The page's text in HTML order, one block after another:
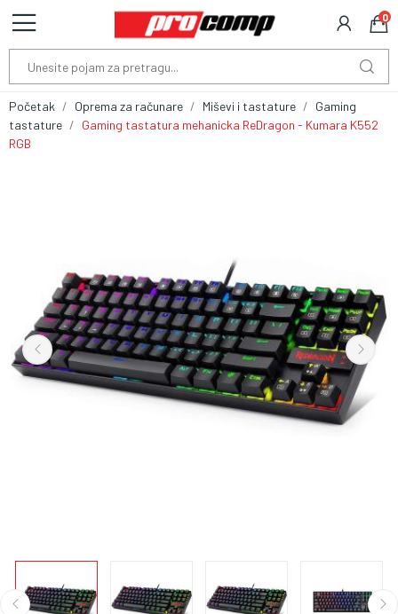
0
Početak Oprema za računare Miševi i tastature
Gaming
tastature
Gaming tastatura mehanicka ReDragon - Kumara K552
RGB